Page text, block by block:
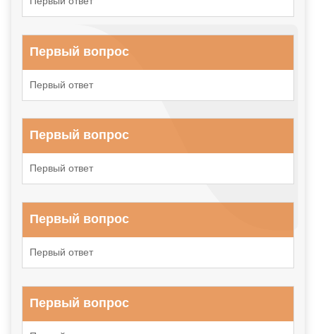
Первый вопрос
Первый ответ
Первый вопрос
Первый ответ
Первый вопрос
Первый ответ
Первый вопрос